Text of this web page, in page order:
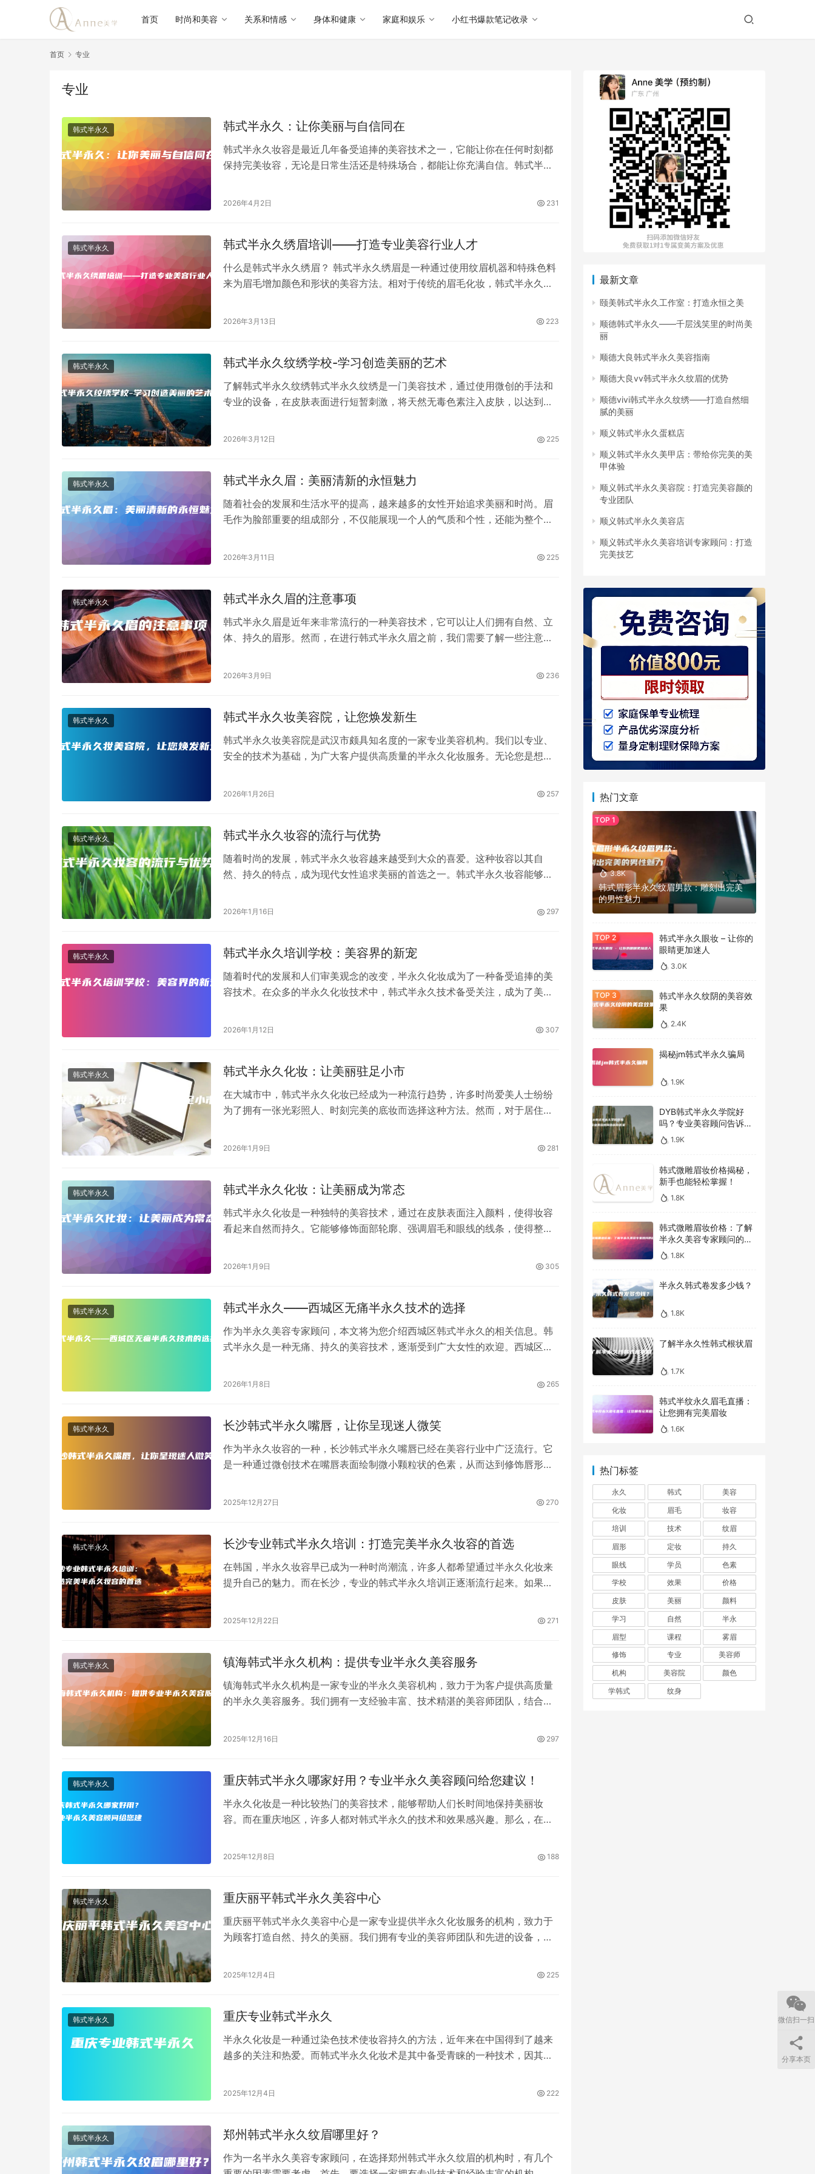
首页 时尚和美容 关系和情感 身体和健康 家庭和娱乐 小红书爆款笔记收录
首页 专业
专业
韩式半永久 韩式半永久：让你美丽与自信同在
韩式半永久妆容是最近几年备受追捧的美容技术之一，它能让你在任何时刻都
保持完美妆容，无论是日常生活还是特殊场合，都能让你充满自信。韩式半永
2026年4月2日 231
韩式半永久 韩式半永久绣眉培训——打造专业美容行业人才
什么是韩式半永久绣眉？ 韩式半永久绣眉是一种通过使用纹眉机器和特殊色料
来为眉毛增加颜色和形状的美容方法。相对于传统的眉毛化妆，韩式半永久绣
2026年3月13日 223
韩式半永久 韩式半永久纹绣学校-学习创造美丽的艺术
了解韩式半永久纹绣韩式半永久纹绣是一门美容技术，通过使用微创的手法和
专业的设备，在皮肤表面进行短暂刺激，将天然无毒色素注入皮肤，以达到修
2026年3月12日 225
韩式半永久 韩式半永久眉：美丽清新的永恒魅力
随着社会的发展和生活水平的提高，越来越多的女性开始追求美丽和时尚。眉
毛作为脸部重要的组成部分，不仅能展现一个人的气质和个性，还能为整个面
2026年3月11日 225
韩式半永久 韩式半永久眉的注意事项
韩式半永久眉是近年来非常流行的一种美容技术，它可以让人们拥有自然、立
体、持久的眉形。然而，在进行韩式半永久眉之前，我们需要了解一些注意事
2026年3月9日 236
韩式半永久 韩式半永久妆美容院，让您焕发新生
韩式半永久妆美容院是武汉市颇具知名度的一家专业美容机构。我们以专业、
安全的技术为基础，为广大客户提供高质量的半永久化妆服务。无论您是想在
2026年1月26日 257
韩式半永久 韩式半永久妆容的流行与优势
随着时尚的发展，韩式半永久妆容越来越受到大众的喜爱。这种妆容以其自
然、持久的特点，成为现代女性追求美丽的首选之一。韩式半永久妆容能够修
2026年1月16日 297
韩式半永久 韩式半永久培训学校：美容界的新宠
随着时代的发展和人们审美观念的改变，半永久化妆成为了一种备受追捧的美
容技术。在众多的半永久化妆技术中，韩式半永久技术备受关注，成为了美容
2026年1月12日 307
韩式半永久 韩式半永久化妆：让美丽驻足小市
在大城市中，韩式半永久化妆已经成为一种流行趋势，许多时尚爱美人士纷纷
为了拥有一张光彩照人、时刻完美的底妆而选择这种方法。然而，对于居住在
2026年1月9日 281
韩式半永久 韩式半永久化妆：让美丽成为常态
韩式半永久化妆是一种独特的美容技术，通过在皮肤表面注入颜料，使得妆容
看起来自然而持久。它能够修饰面部轮廓、强调眉毛和眼线的线条，使得整个
2026年1月9日 305
韩式半永久 韩式半永久——西城区无痛半永久技术的选择
作为半永久美容专家顾问，本文将为您介绍西城区韩式半永久的相关信息。韩
式半永久是一种无痛、持久的美容技术，逐渐受到广大女性的欢迎。西城区拥
2026年1月8日 265
韩式半永久 长沙韩式半永久嘴唇，让你呈现迷人微笑
作为半永久妆容的一种，长沙韩式半永久嘴唇已经在美容行业中广泛流行。它
是一种通过微创技术在嘴唇表面绘制微小颗粒状的色素，从而达到修饰唇形、
2025年12月27日 270
韩式半永久 长沙专业韩式半永久培训：打造完美半永久妆容的首选
在韩国，半永久妆容早已成为一种时尚潮流，许多人都希望通过半永久化妆来
提升自己的魅力。而在长沙，专业的韩式半永久培训正逐渐流行起来。如果你
2025年12月22日 271
韩式半永久 镇海韩式半永久机构：提供专业半永久美容服务
镇海韩式半永久机构是一家专业的半永久美容机构，致力于为客户提供高质量
的半永久美容服务。我们拥有一支经验丰富、技术精湛的美容师团队，结合最
2025年12月16日 297
韩式半永久 重庆韩式半永久哪家好用？专业半永久美容顾问给您建议！
半永久化妆是一种比较热门的美容技术，能够帮助人们长时间地保持美丽妆
容。而在重庆地区，许多人都对韩式半永久的技术和效果感兴趣。那么，在众
2025年12月8日 188
韩式半永久 重庆丽平韩式半永久美容中心
重庆丽平韩式半永久美容中心是一家专业提供半永久化妆服务的机构，致力于
为顾客打造自然、持久的美丽。我们拥有专业的美容师团队和先进的设备，为
2025年12月4日 225
韩式半永久 重庆专业韩式半永久
半永久化妆是一种通过染色技术使妆容持久的方法，近年来在中国得到了越来
越多的关注和热爱。而韩式半永久化妆术是其中备受青睐的一种技术，因其精
2025年12月4日 222
韩式半永久 郑州韩式半永久纹眉哪里好？
作为一名半永久美容专家顾问，在选择郑州韩式半永久纹眉的机构时，有几个
最新文章
颐美韩式半永久工作室：打造永恒之美
顺德韩式半永久——千层浅笑里的时尚美
丽
顺德大良韩式半永久美容指南
顺德大良vv韩式半永久纹眉的优势
顺德vivi韩式半永久纹绣——打造自然细
腻的美丽
顺义韩式半永久蛋糕店
顺义韩式半永久美甲店：带给你完美的美
甲体验
顺义韩式半永久美容院：打造完美容颜的
专业团队
顺义韩式半永久美容店
顺义韩式半永久美容培训专家顾问：打造
完美技艺
热门文章
3.8K
韩式眉形半永久纹眉男款：雕刻出完美
的男性魅力
韩式半永久眼妆 – 让你的
眼睛更加迷人
3.0K
韩式半永久纹阴的美容效
果
2.4K
揭秘jm韩式半永久骗局
1.9K
DYB韩式半永久学院好
吗？专业美容顾问告诉你
答案！
1.9K
韩式微雕眉妆价格揭秘，
新手也能轻松掌握！
1.8K
韩式微雕眉妆价格：了解
半永久美容专家顾问的建
议 1.8K
半永久韩式卷发多少钱？
1.8K
了解半永久性韩式根状眉
1.7K
韩式半纹永久眉毛直播：
让您拥有完美眉妆
1.6K
热门标签
永久 韩式
美容
化妆
眉毛
妆容
培训
技术
纹眉
眉形
定妆
持久
眼线
学员
色素
学校
效果
价格
皮肤
美丽
颜料
学习
自然
半永
眉型
课程
雾眉
修饰
专业
美容师
机构
美容院
颜色
学韩式
纹身
微信扫一扫
分享本页